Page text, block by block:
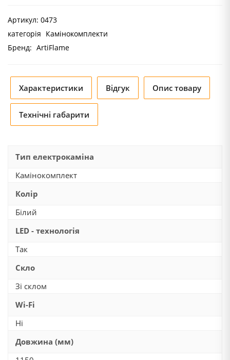
Артикул: 0473
категорія Камінокомплекти
Бренд: ArtiFlame
Характеристики Відгук Опис товару
Технічні габарити
Тип електрокаміна
Камінокомплект
Колір
Білий
LED - технологія
Так
Скло
Зі склом
Wi-Fi
Ні
Довжина (мм)